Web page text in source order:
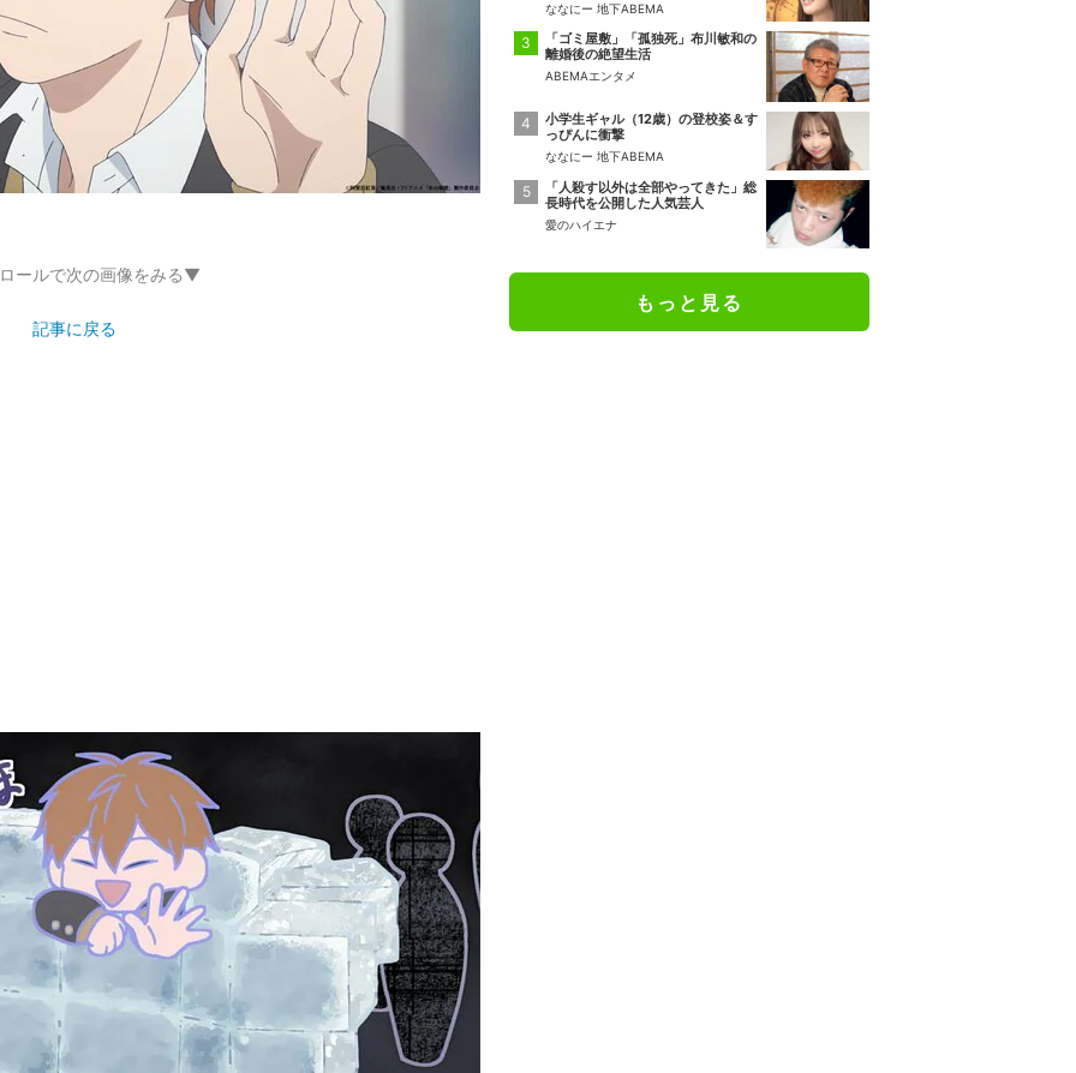
ールで次の画像をみる▼
記事に戻る
ななにー 地下ABEMA
「ゴミ屋敷」「孤独死」布川敏和の
離婚後の絶望生活
ABEMAエンタメ
小学生ギャル（12歳）の登校姿＆す
っぴんに衝撃
ななにー 地下ABEMA
「人殺す以外は全部やってきた」総
長時代を公開した人気芸人
愛のハイエナ
もっと見る